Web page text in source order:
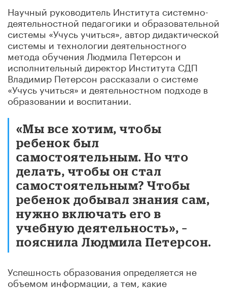
Научный руководитель Института системно-
деятельностной педагогики и образовательной
системы «Учусь учиться», автор дидактической
системы и технологии деятельностного
метода обучения Людмила Петерсон и
исполнительный директор Института СДП
Владимир Петерсон рассказали о системе
«Учусь учиться» и деятельностном подходе в
образовании и воспитании.
«Мы все хотим, чтобы
ребенок был
самостоятельным. Но что
делать, чтобы он стал
самостоятельным? Чтобы
ребенок добывал знания сам,
нужно включать его в
учебную деятельность», –
пояснила Людмила Петерсон.
Успешность образования определяется не
объемом информации, а тем, какие